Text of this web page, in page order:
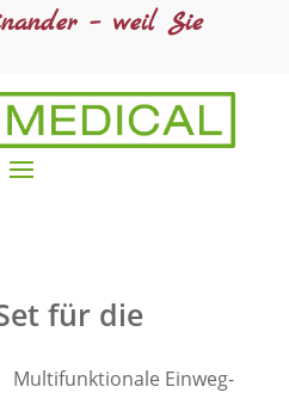
– weil Sie
für die
Multifunktionale Einweg-